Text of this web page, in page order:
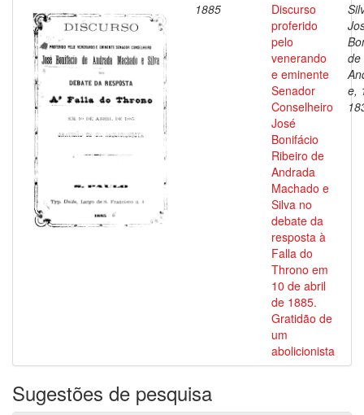
1885
Discurso
proferido
pelo
venerando
e eminente
Senador
Conselheiro
José
Bonifácio
Ribeiro de
Andrada
Machado e
Silva no
debate da
resposta à
Falla do
Throno em
10 de abril
de 1885.
Gratidão de
um
abolicionista
de
e,
Sugestões de pesquisa